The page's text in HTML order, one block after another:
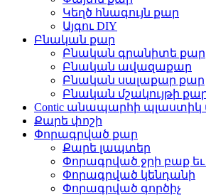
Կեղծ հնագույն քար
Այգու DIY
Բնական քար
Բնական գրանիտե քար
Բնական ավազաքար
Բնական սալաքար քար
Բնական մշակույթի
Contic անապարհի պլաստիկ
Քարե փոշի
Փորագրված քար
Քարե լապտեր
Փորագրված ջրի բաք
Փորագրված կենդանի
Փորագրված գործիչ